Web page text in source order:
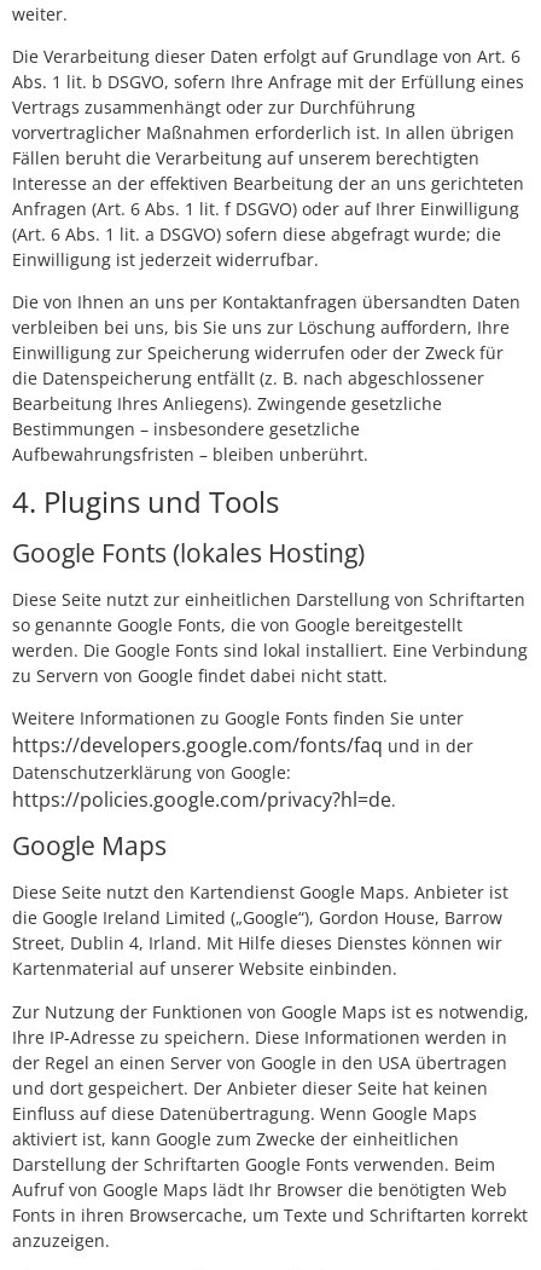
weiter.
Die Verarbeitung dieser Daten erfolgt auf Grundlage von Art. 6
Abs. 1 lit. b DSGVO, sofern Ihre Anfrage mit der Erfüllung eines
Vertrags zusammenhängt oder zur Durchführung
vorvertraglicher Maßnahmen erforderlich ist. In allen übrigen
Fällen beruht die Verarbeitung auf unserem berechtigten
Interesse an der effektiven Bearbeitung der an uns gerichteten
Anfragen (Art. 6 Abs. 1 lit. f DSGVO) oder auf Ihrer Einwilligung
(Art. 6 Abs. 1 lit. a DSGVO) sofern diese abgefragt wurde; die
Einwilligung ist jederzeit widerrufbar.
Die von Ihnen an uns per Kontaktanfragen übersandten Daten
verbleiben bei uns, bis Sie uns zur Löschung auffordern, Ihre
Einwilligung zur Speicherung widerrufen oder der Zweck für
die Datenspeicherung entfällt (z. B. nach abgeschlossener
Bearbeitung Ihres Anliegens). Zwingende gesetzliche
Bestimmungen – insbesondere gesetzliche
Aufbewahrungsfristen – bleiben unberührt.
4. Plugins und Tools
Google Fonts (lokales Hosting)
Diese Seite nutzt zur einheitlichen Darstellung von Schriftarten
so genannte Google Fonts, die von Google bereitgestellt
werden. Die Google Fonts sind lokal installiert. Eine Verbindung
zu Servern von Google findet dabei nicht statt.
Weitere Informationen zu Google Fonts finden Sie unter
https://developers.google.com/fonts/faq und in der
Datenschutzerklärung von Google:
https://policies.google.com/privacy?hl=de.
Google Maps
Diese Seite nutzt den Kartendienst Google Maps. Anbieter ist
die Google Ireland Limited („Google“), Gordon House, Barrow
Street, Dublin 4, Irland. Mit Hilfe dieses Dienstes können wir
Kartenmaterial auf unserer Website einbinden.
Zur Nutzung der Funktionen von Google Maps ist es notwendig,
Ihre IP-Adresse zu speichern. Diese Informationen werden in
der Regel an einen Server von Google in den USA übertragen
und dort gespeichert. Der Anbieter dieser Seite hat keinen
Einfluss auf diese Datenübertragung. Wenn Google Maps
aktiviert ist, kann Google zum Zwecke der einheitlichen
Darstellung der Schriftarten Google Fonts verwenden. Beim
Aufruf von Google Maps lädt Ihr Browser die benötigten Web
Fonts in ihren Browsercache, um Texte und Schriftarten korrekt
anzuzeigen.